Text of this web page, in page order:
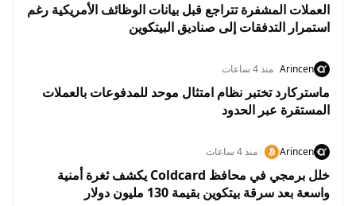
العملات المشفرة تتراجع قبل بيانات الوظائف الأمريكية رغم
استمرار التدفقات إلى صناديق البيتكوين
Arincen منذ 4 ساعات
ماستركارد تختبر نظام امتثال موحد للمدفوعات بالعملات
المستقرة عبر الحدود
Arincen منذ 4 ساعات
خلل برمجي في محافظ Coldcard يكشف ثغرة أمنية
واسعة بعد سرقة بيتكوين بقيمة 130 مليون دولار